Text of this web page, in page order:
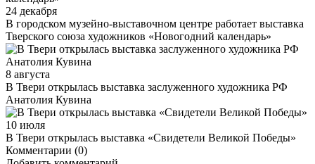
24 декабря
В городском музейно-выставочном центре работает выставка
Тверского союза художников «Новогодний календарь»
8 августа
В Твери открылась выставка заслуженного художника РФ
Анатолия Кувина
10 июля
В Твери открылась выставка «Свидетели Великой Победы»
Комментарии (0)